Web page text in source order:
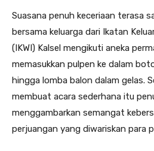
Suasana penuh keceriaan terasa
bersama keluarga dari Ikatan
(IKWI) Kalsel mengikuti aneka
memasukkan pulpen ke dalam
hingga lomba balon dalam gelas.
membuat acara sederhana itu
menggambarkan semangat
perjuangan yang diwariskan para